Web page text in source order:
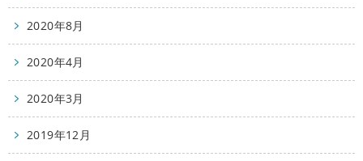
2020年8月
2020年4月
2020年3月
2019年12月